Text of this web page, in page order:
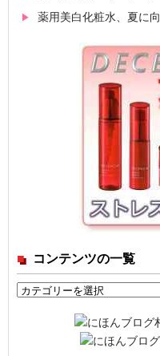
薬用美白化粧水、夏に
コンテンツの一覧
コ